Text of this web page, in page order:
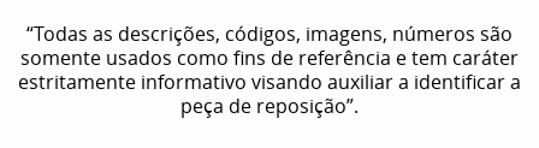
“Todas as descrições, códigos, imagens, números são
somente usados como fins de referência e tem caráter
estritamente informativo visando auxiliar a identificar a
peça de reposição”.